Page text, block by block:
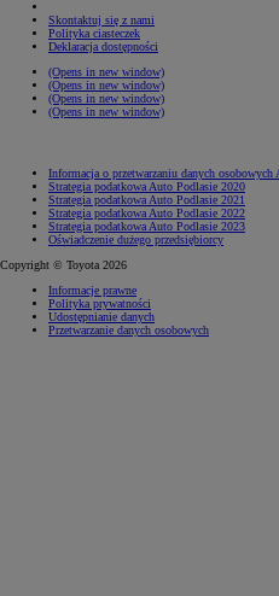
Skontaktuj się z nami
Polityka ciasteczek
Deklaracja dostępności
(Opens in new window)
(Opens in new window)
(Opens in new window)
(Opens in new window)
Informacja o przetwarzaniu danych osobowych
Strategia podatkowa Auto Podlasie 2020
Strategia podatkowa Auto Podlasie 2021
Strategia podatkowa Auto Podlasie 2022
Strategia podatkowa Auto Podlasie 2023
Oświadczenie dużego przedsiębiorcy
Copyright © Toyota 2026
Informacje prawne
Polityka prywatności
Udostępnianie danych
Przetwarzanie danych osobowych